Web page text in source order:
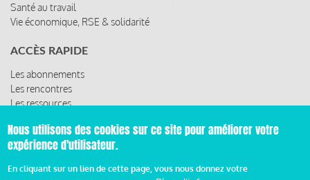
Santé au travail
Vie économique, RSE & solidarité
ACCÈS RAPIDE
Les abonnements
Les rencontres
Les ressources
Nous utilisons des cookies sur ce site pour améliorer votre
expérience d'utilisateur.
En cliquant sur un lien de cette page, vous nous donnez votre